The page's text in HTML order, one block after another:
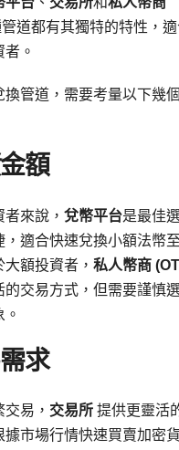
管道都有其獨特的特性，
。
換管道，需要考量以下幾
額
來說， 兌幣平台是最佳
，適合快速兌換小額法幣
額投資者， 私人幣商
的交易方式，但需要謹慎
求
易， 交易所 提供更靈活
據市場行情快速買賣加密